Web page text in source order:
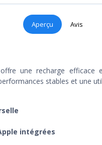
Aperçu Avis
une recharge
stables et une
intégrées